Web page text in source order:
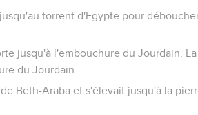
torrent d'Egypte pour
jusqu'à l'embouchure du Jourdain.
du Jourdain.
Beth-Araba et s'élevait jusqu'à la